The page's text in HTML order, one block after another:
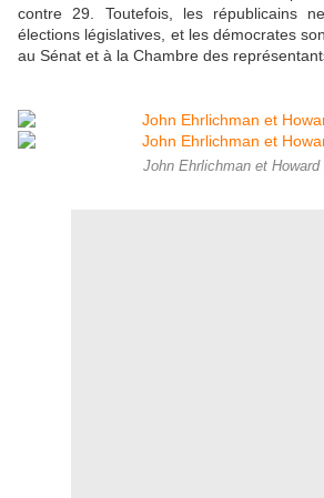
contre 29. Toutefois, les républicains
élections législatives, et les démocrates
au Sénat et à la Chambre des
John Ehrlichman et Howard